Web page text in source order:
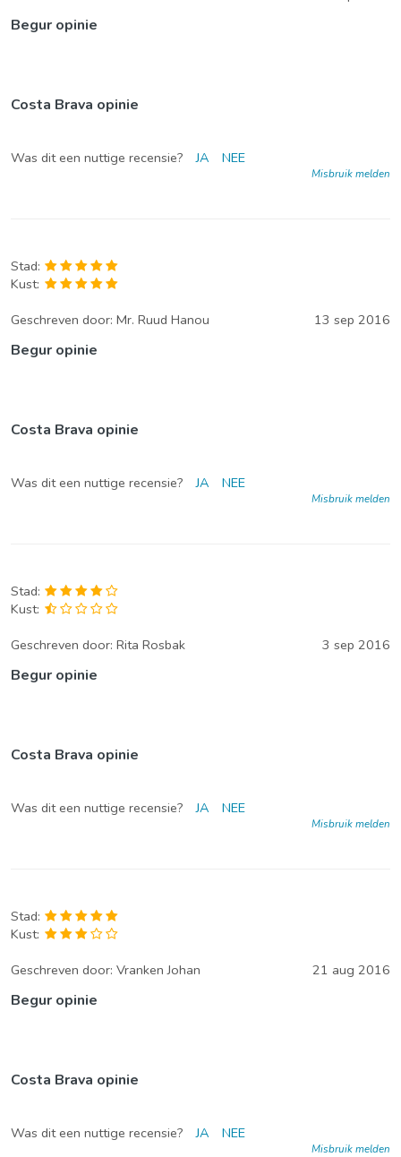
Begur opinie
Costa Brava opinie
Was dit een nuttige recensie? JA NEE
Misbruik melden
Stad:
Kust:
Geschreven door: Mr. Ruud Hanou 13 sep 2016
Begur opinie
Costa Brava opinie
Was dit een nuttige recensie? JA NEE
Misbruik melden
Stad:
Kust:
Geschreven door: Rita Rosbak 3 sep 2016
Begur opinie
Costa Brava opinie
Was dit een nuttige recensie? JA NEE
Misbruik melden
Stad:
Kust:
Geschreven door: Vranken Johan 21 aug 2016
Begur opinie
Costa Brava opinie
Was dit een nuttige recensie? JA NEE
Misbruik melden